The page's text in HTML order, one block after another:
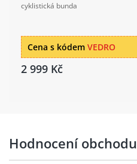
cyklistická bunda
Cena s kódem VEDRO
2 999 Kč
Hodnocení obchodu